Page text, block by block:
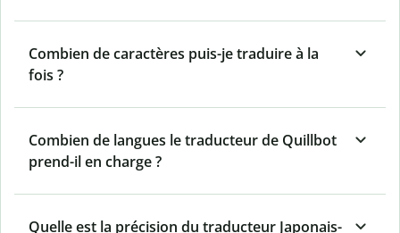
Combien de caractères puis-je traduire à la
fois ?
Combien de langues le traducteur de Quillbot
prend-il en charge ?
Quelle est la précision du traducteur Japonais-